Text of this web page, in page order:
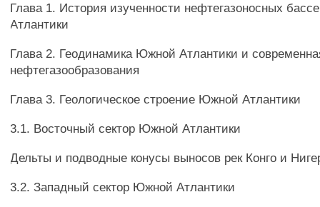
Глава 1. История изученности нефтегазоносных
Атлантики
Глава 2. Геодинамика Южной Атлантики и
нефтегазообразования
Глава 3. Геологическое строение Южной Атлантики
3.1. Восточный сектор Южной Атлантики
Дельты и подводные конусы выносов рек Конго и
3.2. Западный сектор Южной Атлантики